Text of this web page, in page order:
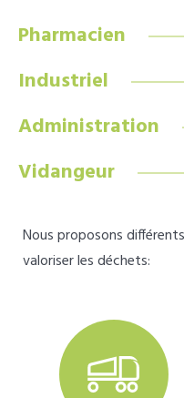
Pharmacien
Industriel
Administration
Vidangeur
Nous proposons
valoriser les déchets: